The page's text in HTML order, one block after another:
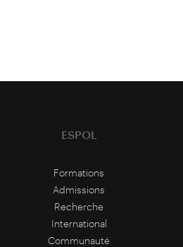
ESPOL
Formations
Admissions
Recherche
International
Communauté